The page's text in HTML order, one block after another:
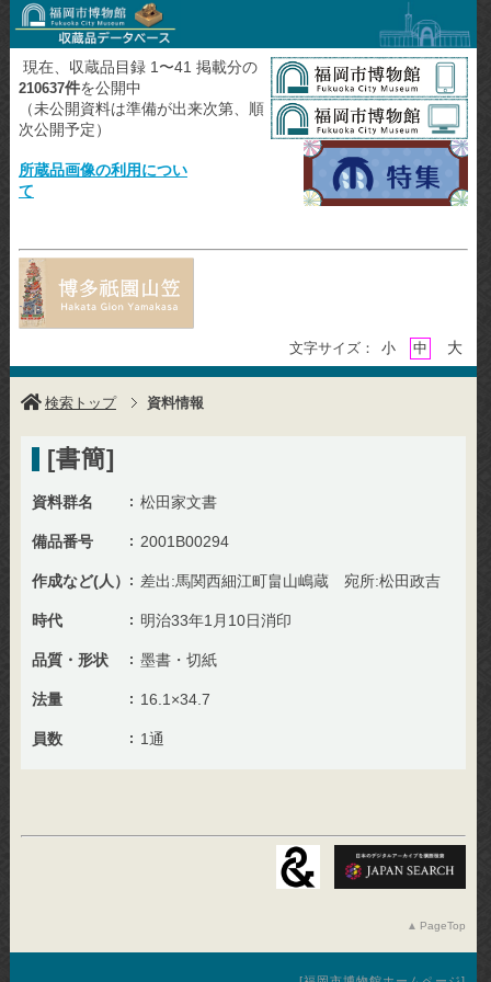
現在、収蔵品目録 1〜41 掲載分の
210637件を公開中
（未公開資料は準備が出来次第、順
次公開予定）
所蔵品画像の利用につい
て
文字サイズ： 小 中 大
検索トップ 資料情報
[書簡]
資料群名 松田家文書
備品番号 2001B00294
作成など(人） 差出:馬関西細江町畠山嶋蔵 宛所:松田政吉
時代 明治33年1月10日消印
品質・形状 墨書・切紙
法量 16.1×34.7
員数 1通
PageTop